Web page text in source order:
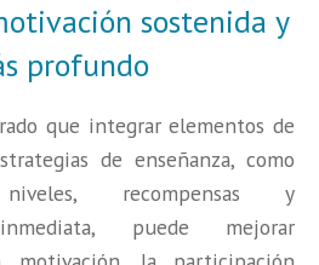
sostenida y
profundo
que integrar elementos de
de enseñanza, como
recompensas y
puede mejorar